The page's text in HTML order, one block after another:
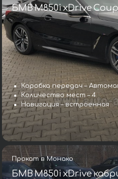
БМВ M850i xDrive
Коробка передач –
Количество мест – 4
Навигация – встроенная
Прокат в Монако
БМВ M850i xDrive